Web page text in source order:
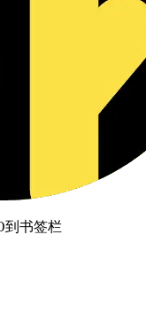
到书签栏